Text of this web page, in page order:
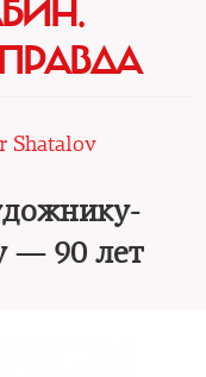
Shatalov
— 90 лет